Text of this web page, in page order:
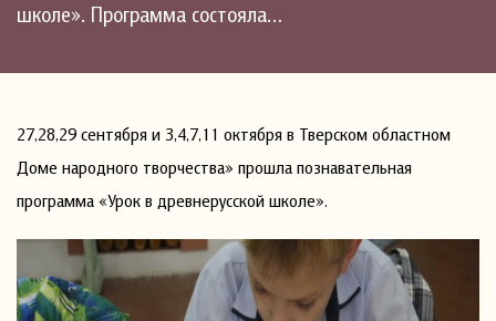
школе». Программа состояла…
27,28,29 сентября и 3,4,7,11 октября в Тверском областном
Доме народного творчества» прошла познавательная
программа «Урок в древнерусской школе».